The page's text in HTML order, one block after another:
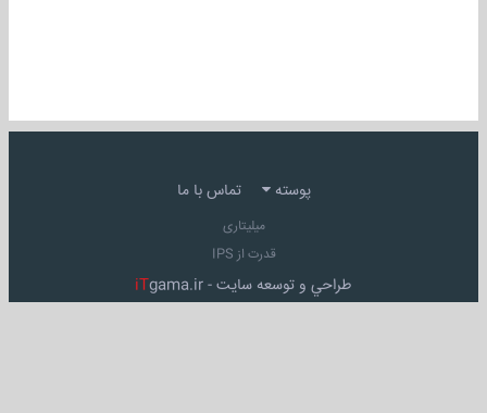
پوسته تماس با ما
میلیتاری
قدرت از IPS
طراحي و توسعه سايت - iTgama.ir